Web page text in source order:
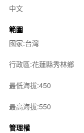
中文
範圍
國家:台灣
行政區:花蓮縣秀林鄉
最低海拔:450
最高海拔:550
管理權